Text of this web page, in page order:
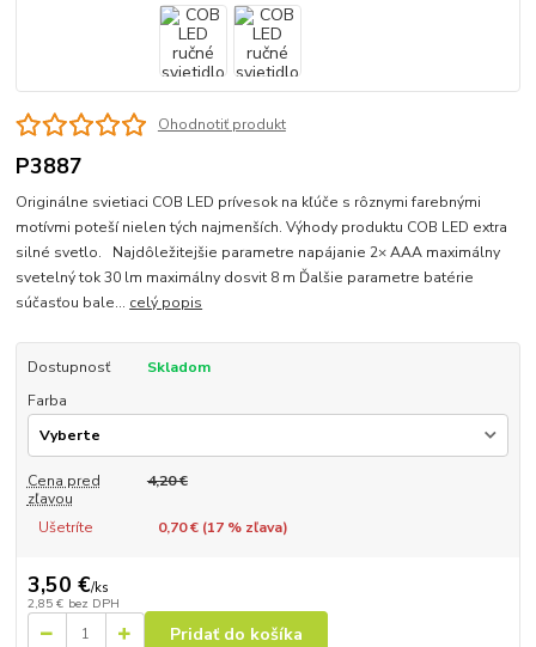
Ohodnotiť produkt
P3887
Originálne svietiaci COB LED prívesok na kľúče s rôznymi farebnými
motívmi poteší nielen tých najmenších. Výhody produktu COB LED extra
silné svetlo. Najdôležitejšie parametre napájanie 2× AAA maximálny
svetelný tok 30 lm maximálny dosvit 8 m Ďalšie parametre batérie
súčasťou bale... celý popis
Dostupnosť
Skladom
Farba
Cena pred
zľavou
4,20 €
Ušetríte 0,70 € (17% zľava)
3,50 €/ks
2,85 € bez DPH
Pridať do košíka